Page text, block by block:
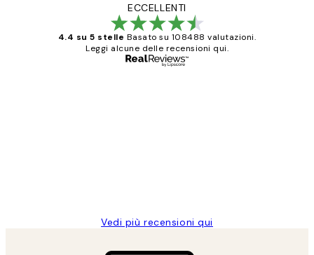
ECCELLENTI
4.4 su 5 stelle Basato su 108488 valutazioni.
Leggi alcune delle recensioni qui.
Vedi più recensioni qui